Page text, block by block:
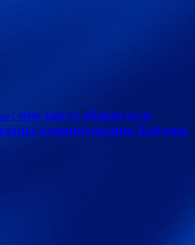
чем могут обернуться
администрации Байдена